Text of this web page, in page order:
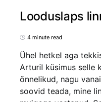
Looduslaps
4 minute read
Ühel hetkel aga
Arturil küsimus selle
õnnelikud, nagu
soovid teada, mine